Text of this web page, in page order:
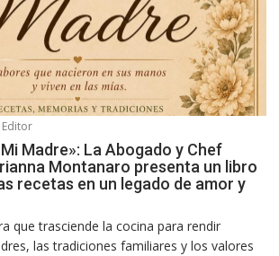
Editor
Madre»: La Abogado y Chef
Montanaro presenta un libro
recetas en un legado de amor y
que trasciende la cocina para rendir
las tradiciones familiares y los valores